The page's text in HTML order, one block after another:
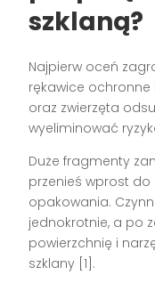
szklaną?
Najpierw oceń
rękawice ochronne
oraz zwierzęta
wyeliminować
Duże fragmenty
przenieś wprost
opakowania.
jednokrotnie, a po
powierzchnię i
szklany [1].